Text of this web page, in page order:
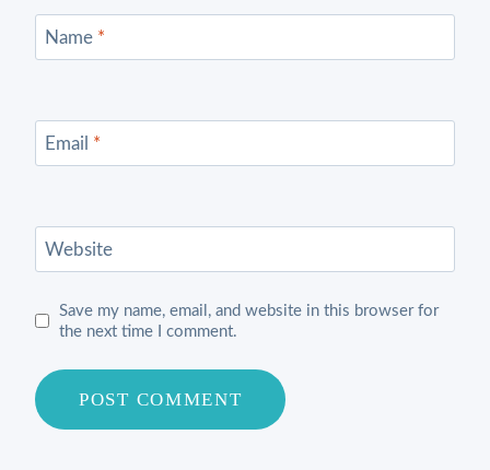
Name *
Email *
Website
Save my name, email, and website in this browser for
the next time I comment.